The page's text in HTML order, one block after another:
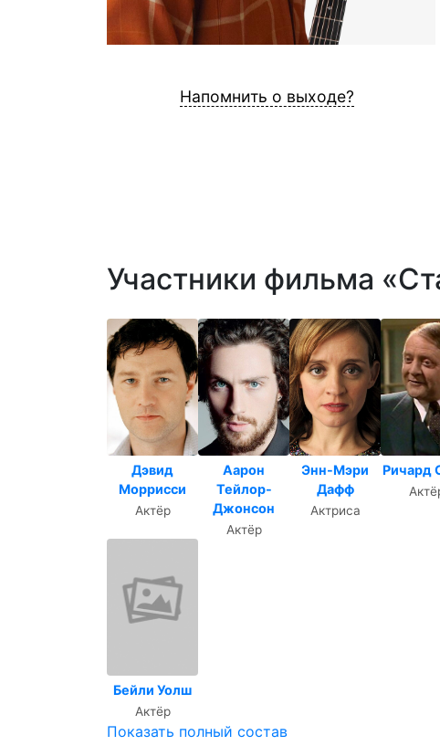
Напомнить о выходе?
Участники фильма
Дэвид
Моррисси
Актёр
Аарон
Тейлор-
Джонсон
Актёр
Энн-Мэри
Дафф
Актриса
Ричард
Бейли Уолш
Актёр
Показать полный состав